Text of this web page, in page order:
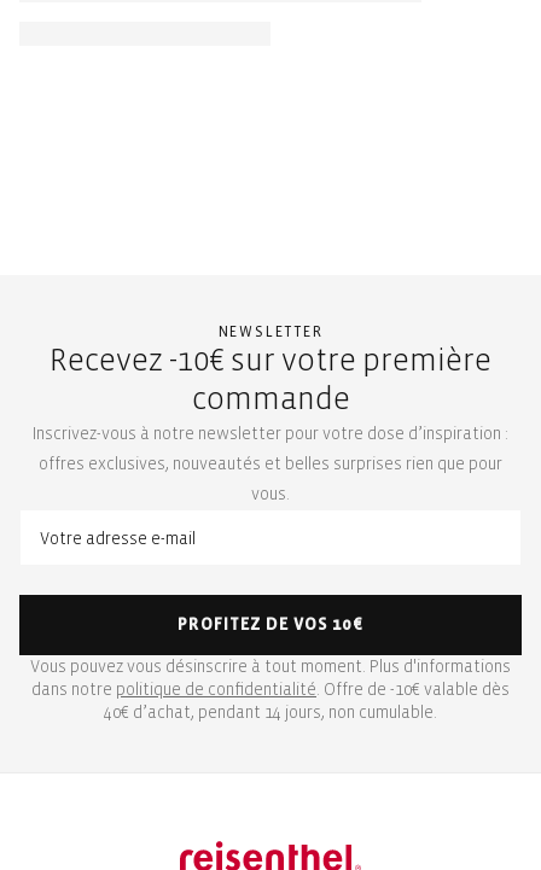
NEWSLETTER
Recevez -10€ sur votre première
commande
Inscrivez-vous à notre newsletter pour votre dose d’inspiration :
offres exclusives, nouveautés et belles surprises rien que pour
vous.
PROFITEZ DE VOS 10€
Vous pouvez vous désinscrire à tout moment. Plus d'informations
dans notre politique de confidentialité . Offre de -10€ valable dès
40€ d’achat, pendant 14 jours, non cumulable.